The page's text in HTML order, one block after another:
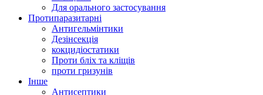
Для орального застосування
Протипаразитарні
Антигельмінтики
Дезінсекція
кокцидіостатики
Проти бліх та кліщів
проти гризунів
Інше
Антисептики